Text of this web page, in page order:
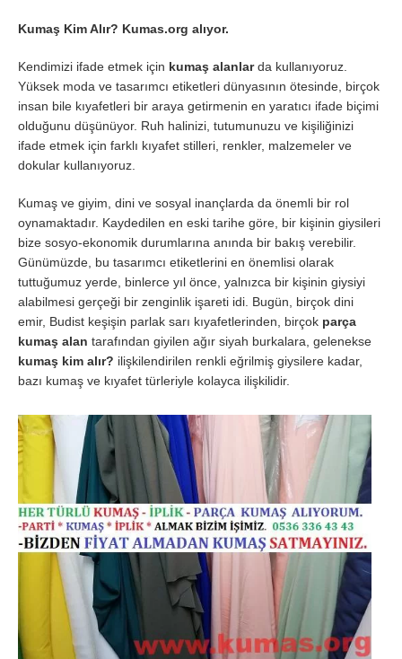
Kumaş Kim Alır? Kumas.org alıyor.
Kendimizi ifade etmek için kumaş alanlarda kullanıyoruz.
Yüksek moda ve tasarımcı etiketleri dünyasının ötesinde, birçok
insan bile kıyafetleri bir araya getirmenin en yaratıcı ifade biçimi
olduğunu düşünüyor. Ruh halinizi, tutumunuzu ve kişiliğinizi
ifade etmek için farklı kıyafet stilleri, renkler, malzemeler ve
dokular kullanıyoruz.
Kumaş ve giyim, dini ve sosyal inançlarda da önemli bir rol
oynamaktadır. Kaydedilen en eski tarihe göre, bir kişinin giysileri
bize sosyo-ekonomik durumlarına anında bir bakış verebilir.
Günümüzde, bu tasarımcı etiketlerini en önemlisi olarak
tuttuğumuz yerde, binlerce yıl önce, yalnızca bir kişinin giysiyi
alabilmesi gerçeği bir zenginlik işareti idi. Bugün, birçok dini
emir, Budist keşişin parlak sarı kıyafetlerinden, birçok parça
kumaş alan tarafından giyilen ağır siyah burkalara, gelenekse
kumaş kim alır? ilişkilendirilen renkli eğrilmiş giysilere kadar,
bazı kumaş ve kıyafet türleriyle kolayca ilişkilidir.